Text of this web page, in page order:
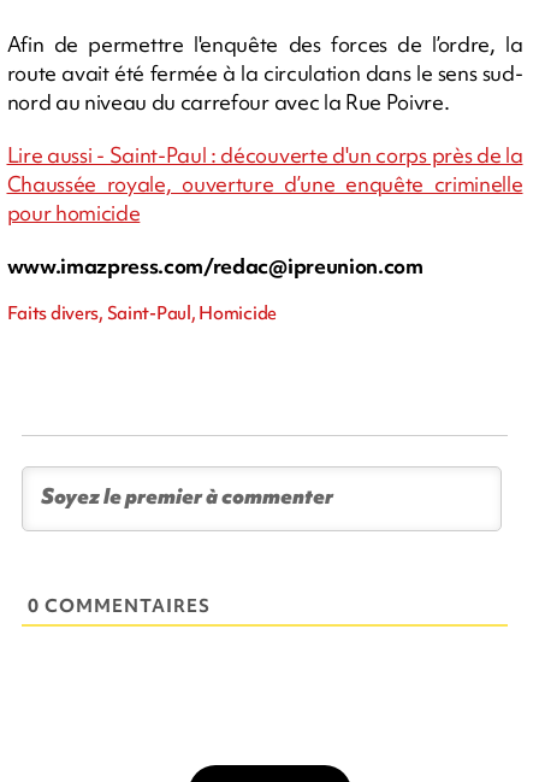
Afin de permettre l'enquête des forces de l’ordre, la
route avait été fermée à la circulation dans le sens sud-
nord au niveau du carrefour avec la Rue Poivre.
Lire aussi - Saint-Paul : découverte d'un corps près de la
Chaussée royale, ouverture d’une enquête criminelle
pour homicide
www.imazpress.com/redac@ipreunion.com
Faits divers, Saint-Paul, Homicide
0 COMMENTAIRES